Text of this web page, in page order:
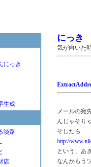
にっき
生成
淡路
店
にっき
気が向いた
メールの宛
んじゃそり
そしたら
http://
という、あ
なんかもう